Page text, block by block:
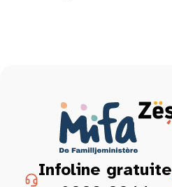
Infoline gratuite